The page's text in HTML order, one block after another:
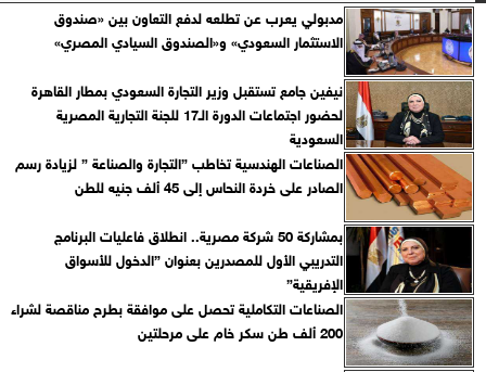
مدبولي يعرب عن تطلعه لدفع التعاون بين «صندوق
الاستثمار السعودي» و«الصندوق السيادي المصري»
نيفين جامع تستقبل وزير التجارة السعودي بمطار القاهرة
لحضور اجتماعات الدورة الـ17 للجنة التجارية المصرية
السعودية
الصناعات الهندسية تخاطب ”التجارة والصناعة ” لزيادة رسم
الصادر على خردة النحاس إلى 45 ألف جنيه للطن
بمشاركة 50 شركة مصرية.. انطلاق فاعليات البرنامج
التدريبي الأول للمصدرين بعنوان ”الدخول للأسواق
الإفريقية”
الصناعات التكاملية تحصل على موافقة بطرح مناقصة لشراء
200 ألف طن سكر خام على مرحلتين